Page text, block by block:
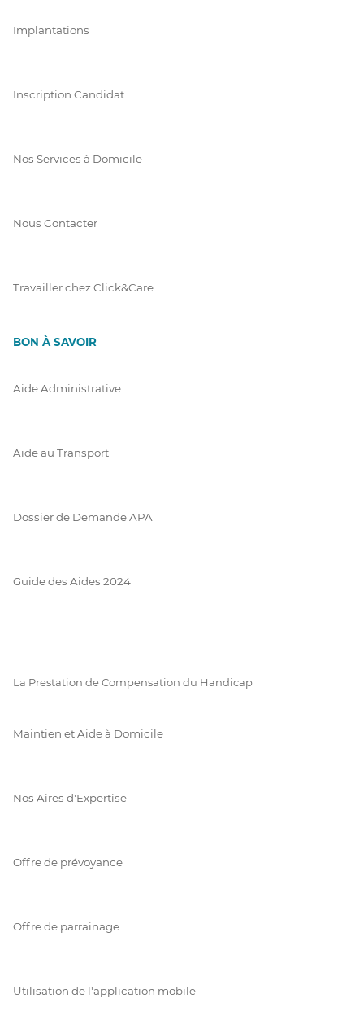
Implantations
Inscription Candidat
Nos Services à Domicile
Nous Contacter
Travailler chez Click&Care
BON À SAVOIR
Aide Administrative
Aide au Transport
Dossier de Demande APA
Guide des Aides 2024
La Prestation de Compensation du Handicap
Maintien et Aide à Domicile
Nos Aires d'Expertise
Offre de prévoyance
Offre de parrainage
Utilisation de l'application mobile